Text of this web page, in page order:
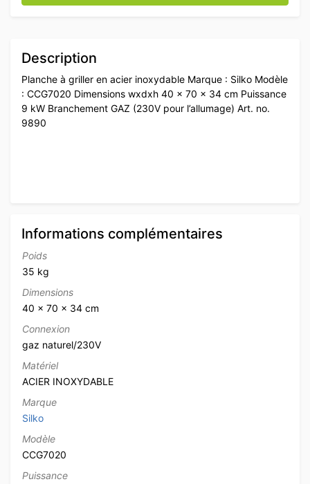
Description
Planche à griller en acier inoxydable Marque : Silko Modèle
: CCG7020 Dimensions wxdxh 40 x 70 x 34 cm Puissance
9 kW Branchement GAZ (230V pour l’allumage) Art. no.
9890
Informations complémentaires
Poids
35 kg
Dimensions
40 × 70 × 34 cm
Connexion
gaz naturel/230V
Matériel
ACIER INOXYDABLE
Marque
Silko
Modèle
CCG7020
Puissance